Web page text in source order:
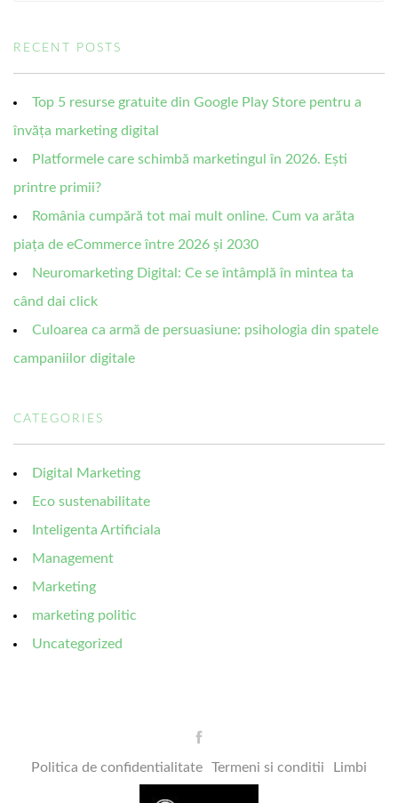
RECENT POSTS
Top 5 resurse gratuite din Google Play Store pentru a
învăța marketing digital
Platformele care schimbă marketingul în 2026. Ești
printre primii?
România cumpără tot mai mult online. Cum va arăta
piața de eCommerce între 2026 și 2030
Neuromarketing Digital: Ce se întâmplă în mintea ta
când dai click
Culoarea ca armă de persuasiune: psihologia din spatele
campaniilor digitale
CATEGORIES
Digital Marketing
Eco sustenabilitate
Inteligenta Artificiala
Management
Marketing
marketing politic
Uncategorized
Politica de confidentialitate Termeni si conditii Limbi